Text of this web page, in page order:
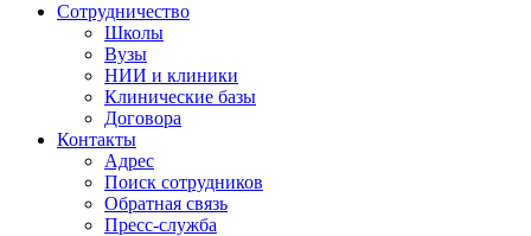
Сотрудничество
Школы
Вузы
НИИ и клиники
Клинические базы
Договора
Контакты
Адрес
Поиск сотрудников
Обратная связь
Пресс-служба